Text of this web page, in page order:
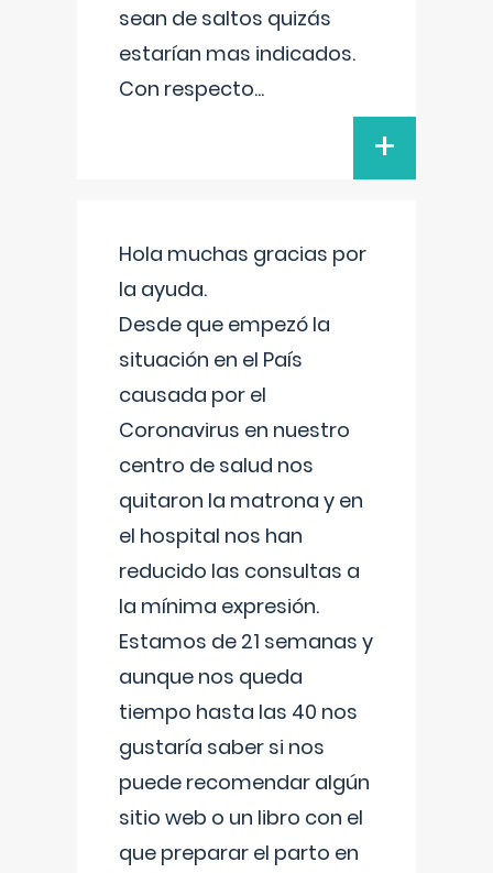
sean de saltos quizás
estarían mas indicados.
Con respecto...
+
Hola muchas gracias por
la ayuda.
Desde que empezó la
situación en el País
causada por el
Coronavirus en nuestro
centro de salud nos
quitaron la matrona y en
el hospital nos han
reducido las consultas a
la mínima expresión.
Estamos de 21 semanas y
aunque nos queda
tiempo hasta las 40 nos
gustaría saber si nos
puede recomendar algún
sitio web o un libro con el
que preparar el parto en